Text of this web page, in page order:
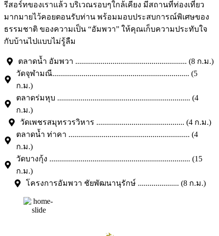
รีสอร์ทของเราแล้ว บริเวณรอบๆใกล้เคียง มีสถานที่ท่องเที่ยว
มากมายไว้คอยตอนรับท่าน พร้อมมอบประสบการณ์พิเศษของ
ธรรมชาติ ของความเป็น “อัมพวา” ให้คุณเก็บความประทับใจ
กับบ้านไปแบบไม่รู้ลืม
ตลาดน้ำ อัมพวา ......................................................... (8 ก.ม.)
วัดจุฬามณี...................................................................... (5
ก.ม.)
ตลาดร่มหุบ .................................................................... (4
ก.ม.)
วัดเพชรสมุทรวรวิหาร ............................................. (4 ก.ม.)
ตลาดน้ำ ท่าคา .............................................................. (4
ก.ม.)
วัดบางกุ้ง ........................................................................ (15
ก.ม.)
โครงการอัมพวา ชัยพัฒนานุรักษ์ ..................... (8 ก.ม.)